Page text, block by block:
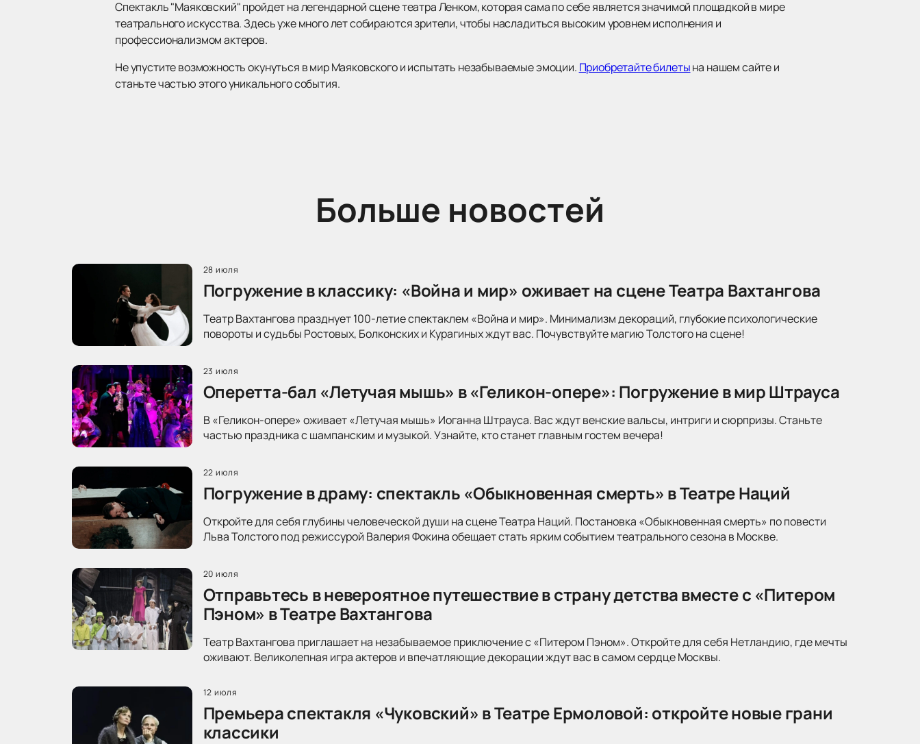
Спектакль "Маяковский" пройдет на легендарной сцене театра Ленком, которая сама по себе является значимой площадкой в мире
театрального искусства. Здесь уже много лет собираются зрители, чтобы насладиться высоким уровнем исполнения и
профессионализмом актеров.
Не упустите возможность окунуться в мир Маяковского и испытать незабываемые эмоции. Приобретайте билетына нашем сайте и
станьте частью этого уникального события.
Больше новостей
28 июля
Погружение в классику: «Война и мир» оживает на сцене Театра Вахтангова
Театр Вахтангова празднует 100-летие спектаклем «Война и мир». Минимализм декораций, глубокие психологические
повороты и судьбы Ростовых, Болконских и Курагиных ждут вас. Почувствуйте магию Толстого на сцене!
23 июля
Оперетта-бал «Летучая мышь» в «Геликон-опере»: Погружение в мир Штрауса
В «Геликон-опере» оживает «Летучая мышь» Иоганна Штрауса. Вас ждут венские вальсы, интриги и сюрпризы. Станьте
частью праздника с шампанским и музыкой. Узнайте, кто станет главным гостем вечера!
22 июля
Погружение в драму: спектакль «Обыкновенная смерть» в Театре Наций
Откройте для себя глубины человеческой души на сцене Театра Наций. Постановка «Обыкновенная смерть» по повести
Льва Толстого под режиссурой Валерия Фокина обещает стать ярким событием театрального сезона в Москве.
20 июля
Отправьтесь в невероятное путешествие в страну детства вместе с «Питером
Пэном» в Театре Вахтангова
Театр Вахтангова приглашает на незабываемое приключение с «Питером Пэном». Откройте для себя Нетландию, где мечты
оживают. Великолепная игра актеров и впечатляющие декорации ждут вас в самом сердце Москвы.
12 июля
Премьера спектакля «Чуковский» в Театре Ермоловой: откройте новые грани
классики